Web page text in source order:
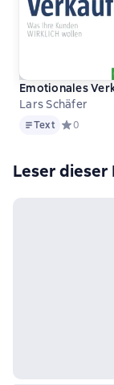
Emotionales
Lars Schäfer
TextText Средний
0
Leser dieser